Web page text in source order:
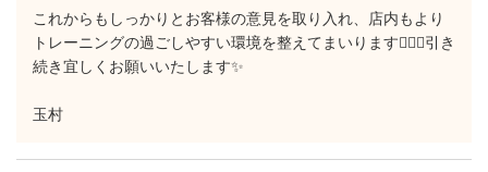
これからもしっかりとお客様の意見を取り入れ、店内もより
トレーニングの過ごしやすい環境を整えてまいります🙋🏼‍♂️引き
続き宜しくお願いいたします✨
玉村